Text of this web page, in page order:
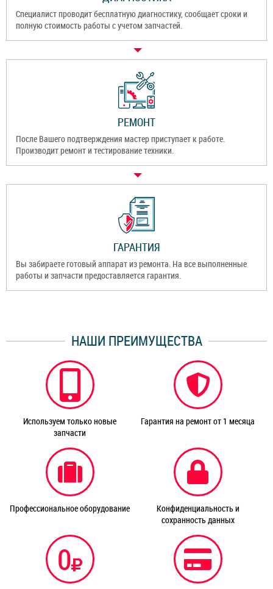
Специалист проводит бесплатную диагностику, сообщает сроки и
полную стоимость работы с учетом запчастей.
РЕМОНТ
После Вашего подтверждения мастер приступает к работе.
Производит ремонт и тестирование техники.
ГАРАНТИЯ
Вы забираете готовый аппарат из ремонта. На все выполненные
работы и запчасти предоставляется гарантия.
НАШИ ПРЕИМУЩЕСТВА
Используем только новые
запчасти
Гарантия на ремонт от 1 месяца
Профессиональное оборудование
Конфиденциальность и
сохранность данных
0